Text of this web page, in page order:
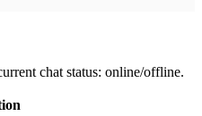
chat status: online/offline.